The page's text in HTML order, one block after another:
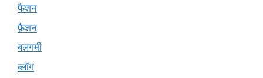
फैशन
फ़ैशन
बलगमी
ब्लॉग